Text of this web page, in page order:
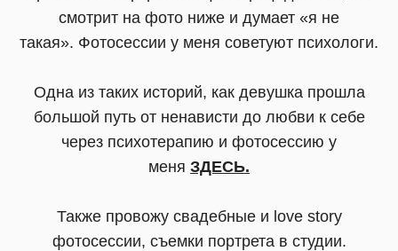
смотрит на фото ниже и думает «я не
такая». Фотосессии у меня советуют психологи.
Одна из таких историй, как девушка прошла
большой путь от ненависти до любви к себе
через психотерапию и фотосессию у
меня ЗДЕСЬ.
Также провожу свадебные и love story
фотосессии, съемки портрета в студии.